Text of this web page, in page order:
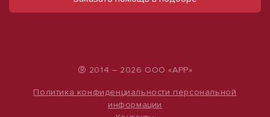
® 2014 – 2026 ООО «АРР»
Политика конфиденциальности персональной
информации